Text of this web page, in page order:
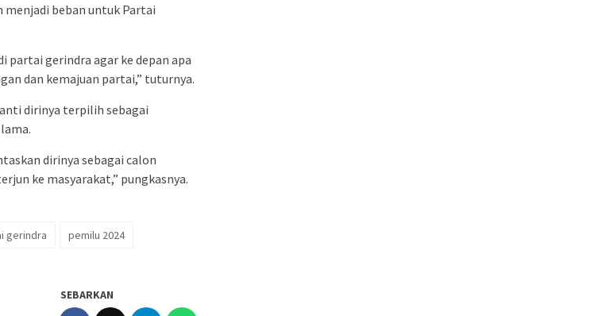
menjadi beban untuk Partai
partai gerindra agar ke depan apa
dan kemajuan partai,” tuturnya.
dirinya terpilih sebagai
dirinya sebagai calon
ke masyarakat,” pungkasnya.
gerindra
pemilu 2024
SEBARKAN